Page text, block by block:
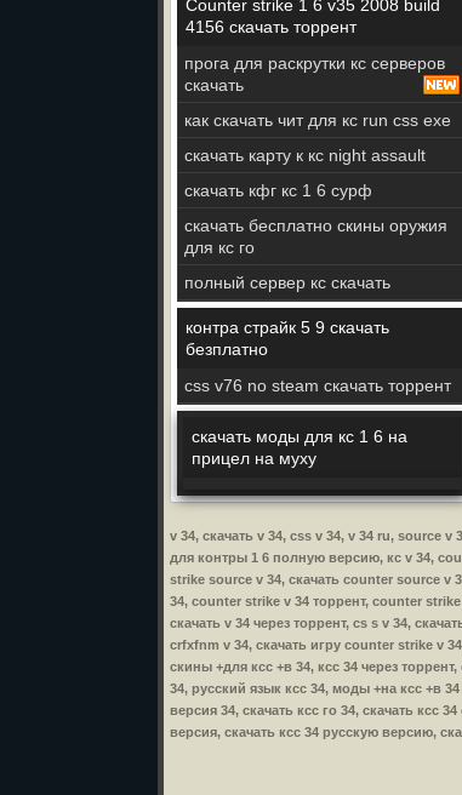
Counter strike 1 6 v35 2008 build
4156 скачать торрент
прога для раскрутки кс серверов
скачать
как скачать чит для кс run css exe
скачать карту к кс night assault
скачать кфг кс 1 6 сурф
скачать бесплатно скины оружия
для кс го
полный сервер кс скачать
контра страйк 5 9 скачать
безплатно
css v76 no steam скачать торрент
скачать моды для кс 1 6 на
прицел на муху
v 34, скачать v 34, css v 34, v 34 ru, source v
для контры 1 6 полную версию, кс v 34,
strike source v 34, скачать counter source v
34, counter strike v 34 торрент, counter
скачать v 34 через торрент, cs s v 34,
crfxfnm v 34, скачать игру counter strike v
скины +для ксс +в 34, ксс 34 через
34, русский язык ксс 34, моды +на ксс +в
версия 34, скачать ксс го 34, скачать ксс
версия, скачать ксс 34 русскую версию,